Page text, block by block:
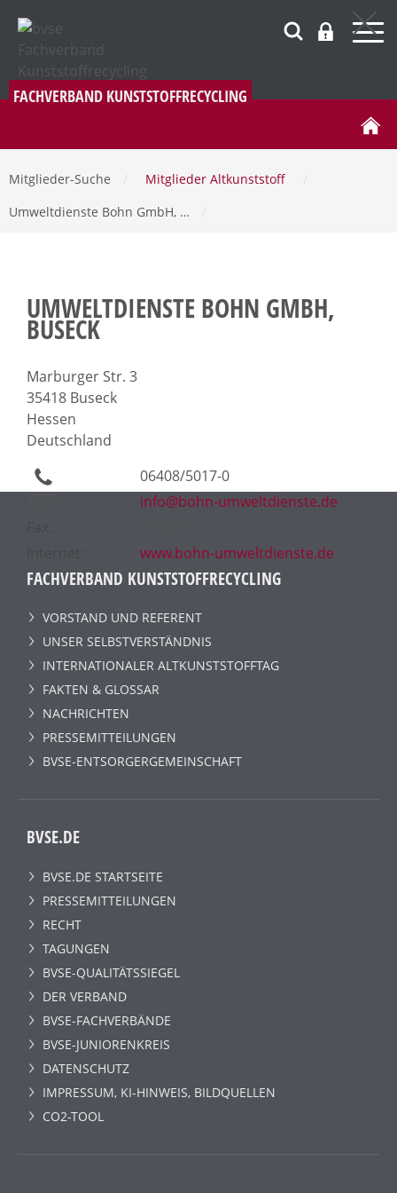
FACHVERBAND KUNSTSTOFFRECYCLING
Mitglieder-Suche Mitglieder Altkunststoff
Umweltdienste Bohn GmbH, …
UMWELTDIENSTE BOHN GMBH,
BUSECK
Marburger Str. 3
35418 Buseck
Hessen
Deutschland
06408/5017-0
info@bohn-umweltdienste.de
www.bohn-umweltdienste.de
FACHVERBAND KUNSTSTOFFRECYCLING
VORSTAND UND REFERENT
UNSER SELBSTVERSTÄNDNIS
INTERNATIONALER ALTKUNSTSTOFFTAG
FAKTEN & GLOSSAR
NACHRICHTEN
PRESSEMITTEILUNGEN
BVSE-ENTSORGERGEMEINSCHAFT
BVSE.DE
BVSE.DE STARTSEITE
PRESSEMITTEILUNGEN
RECHT
TAGUNGEN
BVSE-QUALITÄTSSIEGEL
DER VERBAND
BVSE-FACHVERBÄNDE
BVSE-JUNIORENKREIS
DATENSCHUTZ
IMPRESSUM, KI-HINWEIS, BILDQUELLEN
CO2-TOOL